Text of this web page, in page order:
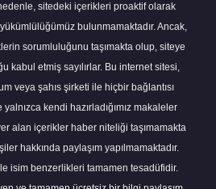
sitedeki içerikleri proaktif olarak
bulunmamaktadır. Ancak,
sorumluluğunu taşımakta olup, siteye
kabul etmiş sayılırlar. Bu internet sitesi,
veya şahıs şirketi ile hiçbir bağlantısı
kendi hazırladığımız makaleler
alan içerikler haber niteliği taşımamakta
hakkında paylaşım yapılmamaktadır.
isim benzerlikleri tamamen tesadüfidir.